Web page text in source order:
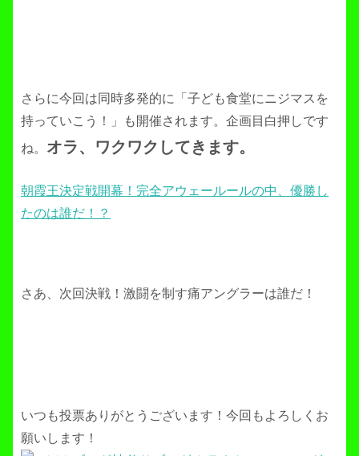
さらに今回は同時多発的に「子ども食堂にニジマスを
持っていこう！」も開催されます。企画目白押しです
ね。 オラ、ワクワクしてきます。
朝霞王決定戦開幕！完全アウェールールの中、優勝し
たのは誰だ！？
さあ、次回決戦！激闘を制す痛アングラーは誰だ！
いつも投票ありがとうございます！今回もよろしくお
願いします！